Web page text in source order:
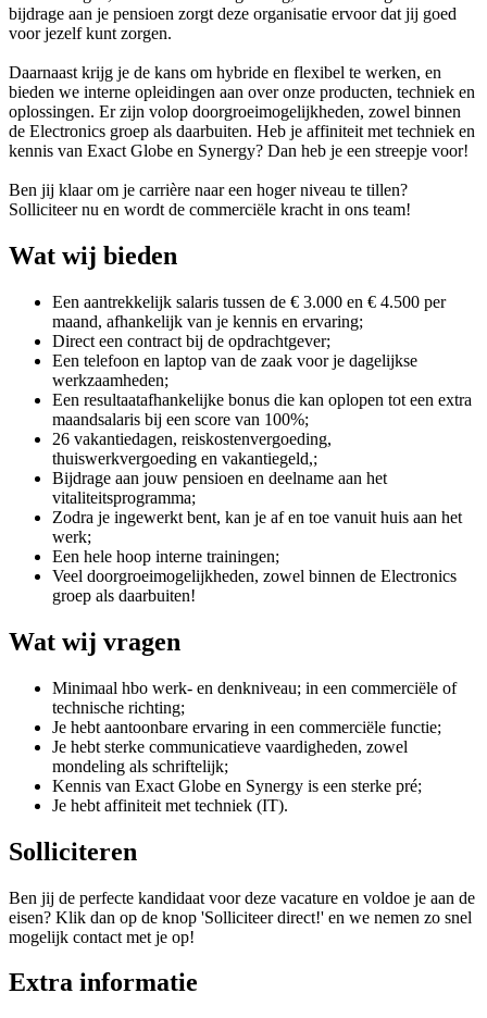
bijdrage aan je pensioen zorgt deze organisatie ervoor dat jij goed
voor jezelf kunt zorgen.
Daarnaast krijg je de kans om hybride en flexibel te werken, en
bieden we interne opleidingen aan over onze producten, techniek en
oplossingen. Er zijn volop doorgroeimogelijkheden, zowel binnen
de Electronics groep als daarbuiten. Heb je affiniteit met techniek en
kennis van Exact Globe en Synergy? Dan heb je een streepje voor!
Ben jij klaar om je carrière naar een hoger niveau te tillen?
Solliciteer nu en wordt de commerciële kracht in ons team!
Wat wij bieden
Een aantrekkelijk salaris tussen de € 3.000 en € 4.500 per
maand, afhankelijk van je kennis en ervaring;
Direct een contract bij de opdrachtgever;
Een telefoon en laptop van de zaak voor je dagelijkse
werkzaamheden;
Een resultaatafhankelijke bonus die kan oplopen tot een extra
maandsalaris bij een score van 100%;
26 vakantiedagen, reiskostenvergoeding,
thuiswerkvergoeding en vakantiegeld,;
Bijdrage aan jouw pensioen en deelname aan het
vitaliteitsprogramma;
Zodra je ingewerkt bent, kan je af en toe vanuit huis aan het
werk;
Een hele hoop interne trainingen;
Veel doorgroeimogelijkheden, zowel binnen de Electronics
groep als daarbuiten!
Wat wij vragen
Minimaal hbo werk- en denkniveau; in een commerciële of
technische richting;
Je hebt aantoonbare ervaring in een commerciële functie;
Je hebt sterke communicatieve vaardigheden, zowel
mondeling als schriftelijk;
Kennis van Exact Globe en Synergy is een sterke pré;
Je hebt affiniteit met techniek (IT).
Solliciteren
Ben jij de perfecte kandidaat voor deze vacature en voldoe je aan de
eisen? Klik dan op de knop 'Solliciteer direct!' en we nemen zo snel
mogelijk contact met je op!
Extra informatie